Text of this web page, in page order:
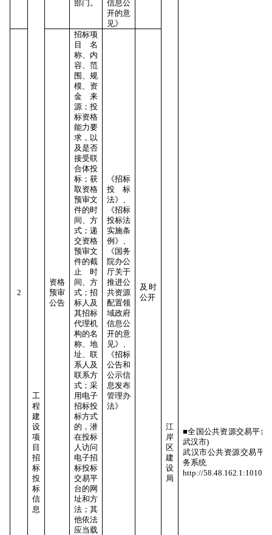
工
程
建
设
项
目
招
标
投
标
信
息
部门。
信息公
开的意
见》
江
岸
区
建
设
局
■全国公共资源交易平台(
武汉市)
武汉市公共资源交易平
务系统
http://58.48.162.1:10106/
2
资格
预审
公告
招标项
目名
称、内
容、范
围、规
模、资
金来
源；投
标资格
能力要
求，以
及是否
接受联
合体投
标；获
取资格
预审文
件的时
间、方
式；递
交资格
预审文
件的截
止时
间、方
式；招
标人及
其招标
代理机
构的名
称、地
址、联
系人及
联系方
式；采
用电子
招标投
标方式
的，潜
在投标
人访问
电子招
标投标
交易平
台的网
址和方
法；其
他依法
应当载
《招标
投标
法》、
《招标
投标法
实施条
例》、
《国务
院办公
厅关于
推进公
共资源
配置领
域政府
信息公
开的意
见》、
《招标
公告和
公示信
息发布
管理办
法》
及时
公开